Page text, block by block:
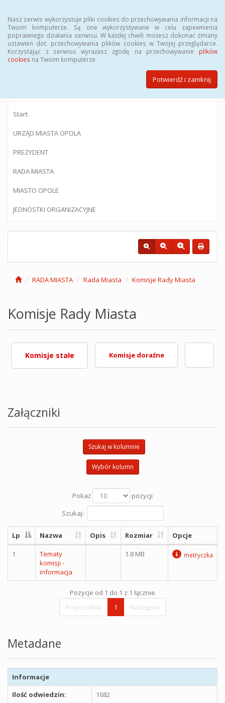
Nasz serwis wykorzystuje pliki cookies do przechowywania informacji na
Twoim komputerze. Są one wykorzystywane w celu zapewnienia
poprawnego działania serwisu. W każdej chwili możesz dokonać zmiany
ustawień dot. przechowywania plików cookies w Twojej przeglądarce.
Korzystając z serwisu wyrażasz zgodę na przechowywanie plików
cookies na Twoim komputerze.
Potwierdź i zamknij
BIULETYN INFORMACJI PUBLICZNEJ
Urzędu Miasta Opola
Start
URZĄD MIASTA OPOLA
PREZYDENT
RADA MIASTA
MIASTO OPOLE
JEDNOSTKI ORGANIZACYJNE
RADA MIASTA Rada Miasta Komisje Rady Miasta
Komisje Rady Miasta
Komisje stałe Komisje doraźne
Załączniki
Szukaj w kolumnie
Wybór kolumn
Pokaż
pozycji
Szukaj:
Lp Nazwa Opis Rozmiar Opcje
1
Tematy
komisji -
informacja
1.8 MB metryczka
Pozycje od 1 do 1 z 1 łącznie
Poprzednia
1 Następna
Metadane
Informacje
Ilość odwiedzin:
1682